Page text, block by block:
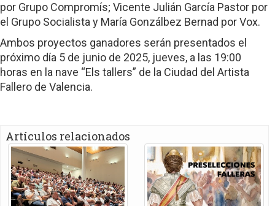
por Grupo Compromís; Vicente Julián García Pastor por
el Grupo Socialista y María Gonzálbez Bernad por Vox.
Ambos proyectos ganadores serán presentados el
próximo día 5 de junio de 2025, jueves, a las 19:00
horas en la nave “Els tallers” de la Ciudad del Artista
Fallero de Valencia.
Artículos relacionados